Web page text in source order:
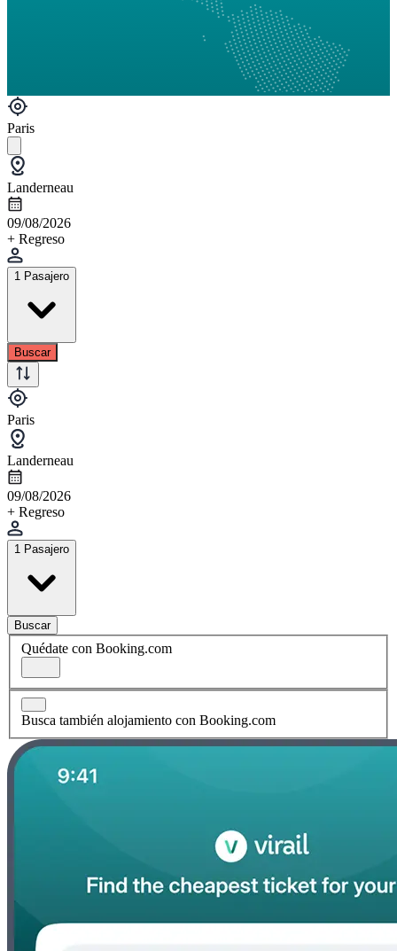
Paris
Landerneau
09/08/2026
+ Regreso
1 Pasajero
Buscar
Paris
Landerneau
09/08/2026
+ Regreso
1 Pasajero
Buscar
Quédate con Booking.com
Busca también alojamiento con Booking.com